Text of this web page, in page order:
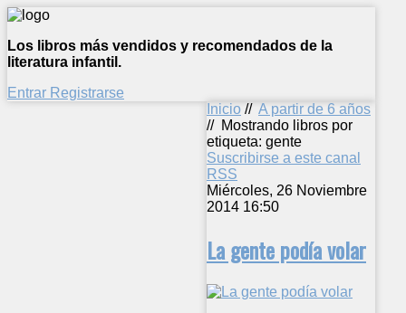
Los libros más vendidos y recomendados de la
literatura infantil.
Entrar Registrarse
Inicio // A partir de 6 años
// Mostrando libros por
etiqueta: gente
Suscribirse a este canal
RSS
Miércoles, 26 Noviembre
2014 16:50
La gente podía volar